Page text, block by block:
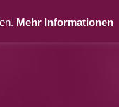
Mehr Informationen